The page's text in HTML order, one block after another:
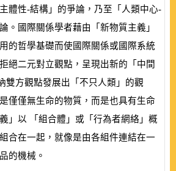
體性-結構」的爭論，乃至「人類中心-
。國際關係學者藉由「新物質主義」
的哲學基礎而使國際關係或國際系統
絕二元對立觀點，呈現出新的「中間
雙方觀點發展出「不只人類」的觀
僅僅無生命的物質，而是也具有生命
」以 「組合體」或「行為者網絡」概
合在一起，就像是由各組件連結在一
的機械。